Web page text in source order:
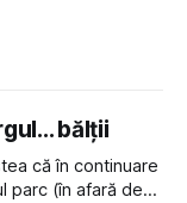
bălții
că în continuare
parc (în afară de